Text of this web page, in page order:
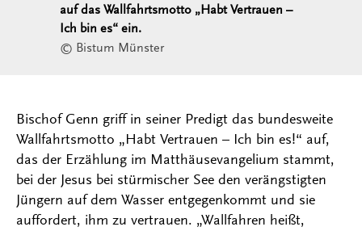
auf das Wallfahrtsmotto „Habt Vertrauen –
Ich bin es“ ein.
© Bistum Münster
Bischof Genn griff in seiner Predigt das bundesweite
Wallfahrtsmotto „Habt Vertrauen – Ich bin es!“ auf,
das der Erzählung im Matthäusevangelium stammt,
bei der Jesus bei stürmischer See den verängstigten
Jüngern auf dem Wasser entgegenkommt und sie
auffordert, ihm zu vertrauen. „Wallfahren heißt,